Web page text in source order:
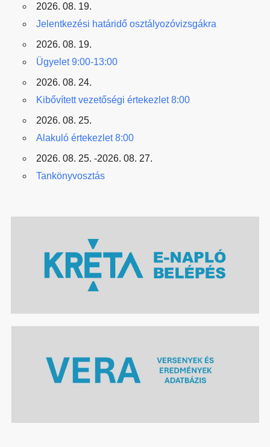
2026. 08. 19.
Jelentkezési határidő osztályozóvizsgákra
2026. 08. 19.
Ügyelet 9:00-13:00
2026. 08. 24.
Kibővített vezetőségi értekezlet 8:00
2026. 08. 25.
Alakuló értekezlet 8:00
2026. 08. 25. -2026. 08. 27.
Tankönyvosztás